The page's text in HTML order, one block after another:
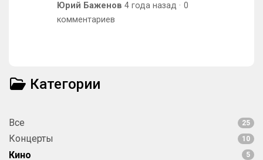
Юрий Баженов 4 года назад
0
комментариев
Категории
Все 25
Концерты 10
Кино 5